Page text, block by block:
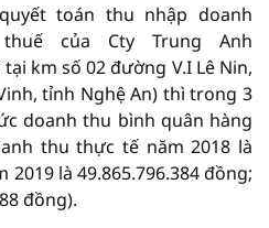
toán thu nhập doanh
của Cty Trung Anh
km số 02 đường V.I Lê Nin,
tỉnh Nghệ An) thì trong 3
doanh thu bình quân hàng
thu thực tế năm 2018 là
2019 là 49.865.796.384 đồng;
đồng).